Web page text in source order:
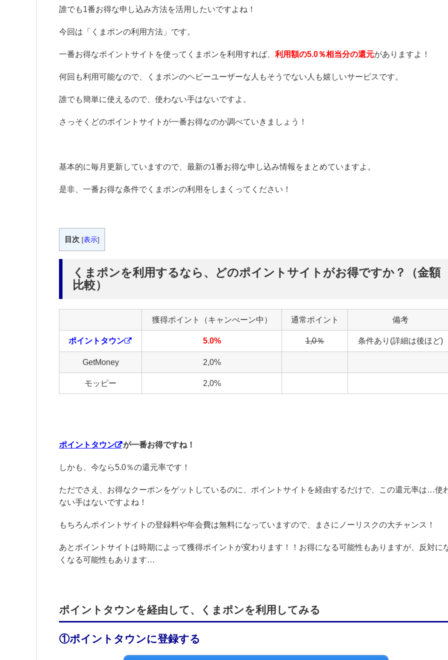
誰でも1番お得な申し込み方法を活用したいですよね！
今回は「くまポンの利用方法」です。
一番お得なポイントサイトを使ってくまポンを利用すれば、 利用額の5.0％相当分の還元がありますよ！
何回も利用可能なので、くまポンのヘビーユーザーな人もそうでない人も嬉しいサービスです。
誰でも簡単に使えるので、使わない手はないですよ。
さっそくどのポイントサイトが一番お得なのか調べていきましょう！
基本的に毎月更新していますので、最新の1番お得な申し込み情報をまとめていますよ。
是非、一番お得な条件でくまポンの利用をしまくってください！
目次 [表示]
くまポンを利用するなら、どのポイントサイトがお得ですか？（金額
比較）
獲得ポイント（キャンぺーン中） 通常ポイント 備考
ポイントタウン 5.0% 1,0％ 条件あり(詳細は後ほど)
GetMoney 2,0%
モッピー 2,0%
ポイントタウン が一番お得ですね！
しかも、今なら5.0％の還元率です！
ただでさえ、お得なクーポンをゲットしているのに、ポイントサイトを経由するだけで、この還元率は…使
ない手はないですよね！
もちろんポイントサイトの登録料や年会費は無料になっていますので、まさにノーリスクの大チャンス！
あとポイントサイトは時期によって獲得ポイントが変わります！！お得になる可能性もありますが、反対に
くなる可能性もあります…
ポイントタウンを経由して、くまポンを利用してみる
①ポイントタウンに登録する